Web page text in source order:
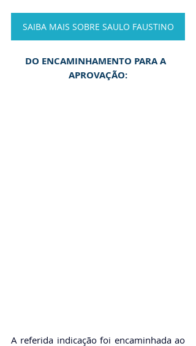
SAIBA MAIS SOBRE SAULO FAUSTINO
DO ENCAMINHAMENTO PARA A
APROVAÇÃO: